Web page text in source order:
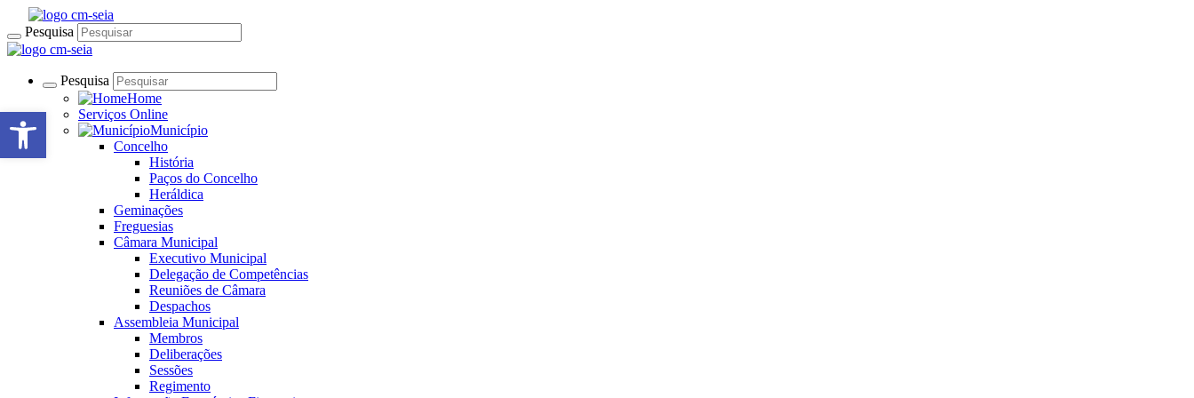
Pesquisa
Pesquisa
Home
Serviços Online
Município
Concelho
História
Paços do Concelho
Heráldica
Geminações
Freguesias
Câmara Municipal
Executivo Municipal
Delegação de Competências
Reuniões de Câmara
Despachos
Assembleia Municipal
Membros
Deliberações
Sessões
Regimento
Open toolbar